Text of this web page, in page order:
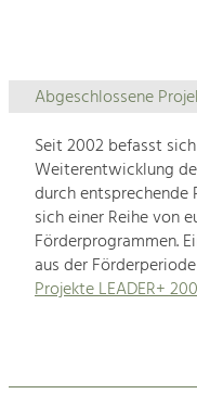
Abgeschlossene
Seit 2002 befasst
Weiterentwicklung
durch entsprechende
sich einer Reihe von
Förderprogrammen.
aus der
Projekte LEADER+